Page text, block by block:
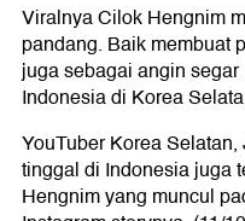
Viralnya Cilok Hengnim
pandang. Baik membuat
juga sebagai angin
Indonesia di Korea
YouTuber Korea
tinggal di Indonesia juga
Hengnim yang muncul